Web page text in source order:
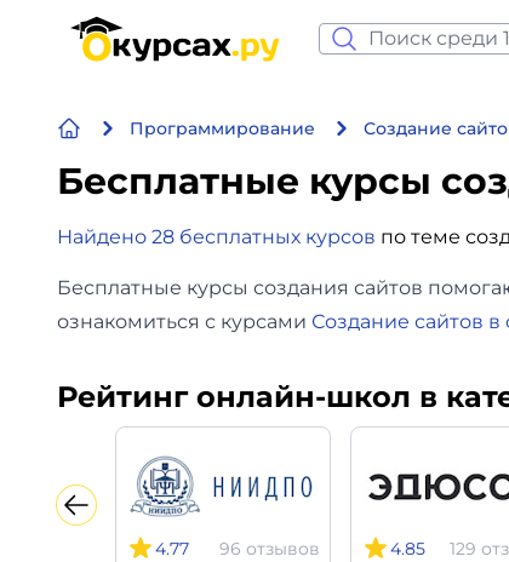
Программирование Создание
Бесплатные курсы
Найдено 28 бесплатных курсов по теме
Бесплатные курсы создания сайтов
ознакомиться с курсами Создание сайтов
Рейтинг онлайн-школ в
4.77 96 отзывов 4.85 129
Программирование
Бизнес и финансы
Аналитика
Видео, фото, аудио
Маркетинг
Иностранный язык